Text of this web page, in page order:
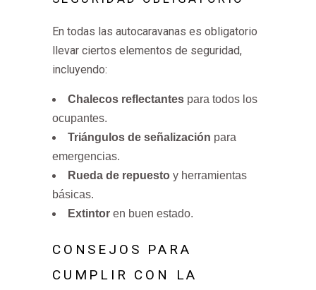
En todas las autocaravanas es obligatorio
llevar ciertos elementos de seguridad,
incluyendo:
Chalecos reflectantes para todos los
ocupantes.
Triángulos de señalización para
emergencias.
Rueda de repuesto y herramientas
básicas.
Extintor en buen estado.
CONSEJOS PARA
CUMPLIR CON LA